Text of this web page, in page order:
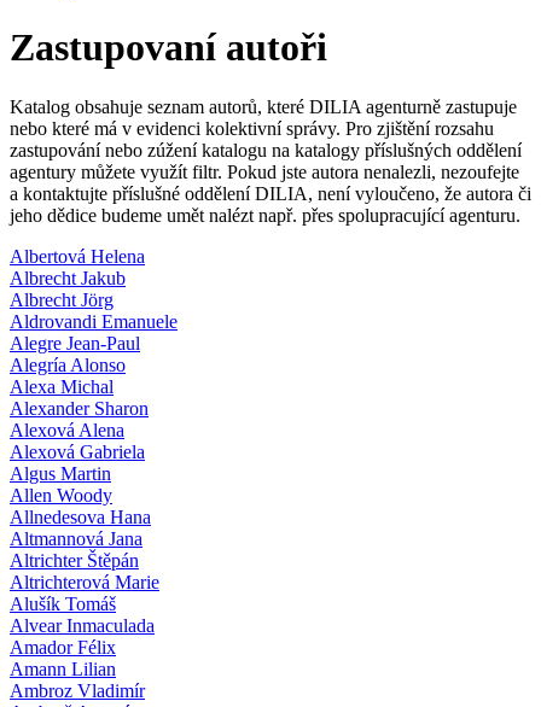
Zastupovaní autoři
Katalog obsahuje seznam autorů, které DILIA agenturně zastupuje
nebo které má v evidenci kolektivní správy. Pro zjištění rozsahu
zastupování nebo zúžení katalogu na katalogy příslušných oddělení
agentury můžete využít filtr. Pokud jste autora nenalezli, nezoufejte
a kontaktujte příslušné oddělení DILIA, není vyloučeno, že autora či
jeho dědice budeme umět nalézt např. přes spolupracující agenturu.
Albertová Helena
Albrecht Jakub
Albrecht Jörg
Aldrovandi Emanuele
Alegre Jean-Paul
Alegría Alonso
Alexa Michal
Alexander Sharon
Alexová Alena
Alexová Gabriela
Algus Martin
Allen Woody
Allnedesova Hana
Altmannová Jana
Altrichter Štěpán
Altrichterová Marie
Alušík Tomáš
Alvear Inmaculada
Amador Félix
Amann Lilian
Ambroz Vladimír